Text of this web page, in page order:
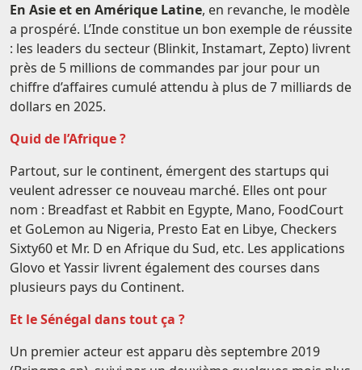
En Asie et en Amérique Latine, en revanche, le modèle
a prospéré. L’Inde constitue un bon exemple de réussite
: les leaders du secteur (Blinkit, Instamart, Zepto) livrent
près de 5 millions de commandes par jour pour un
chiffre d’affaires cumulé attendu à plus de 7 milliards de
dollars en 2025.
Quid de l’Afrique ?
Partout, sur le continent, émergent des startups qui
veulent adresser ce nouveau marché. Elles ont pour
nom : Breadfast et Rabbit en Egypte, Mano, FoodCourt
et GoLemon au Nigeria, Presto Eat en Libye, Checkers
Sixty60 et Mr. D en Afrique du Sud, etc. Les applications
Glovo et Yassir livrent également des courses dans
plusieurs pays du Continent.
Et le Sénégal dans tout ça ?
Un premier acteur est apparu dès septembre 2019